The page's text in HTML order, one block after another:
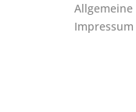
Impressum